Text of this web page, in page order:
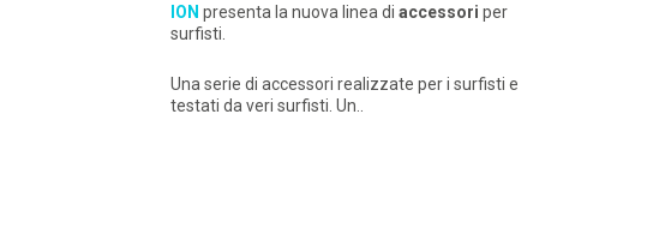
ION presenta la nuova linea diaccessori per
surfisti.
Una serie di accessori realizzate per i surfisti e
testati da veri surfisti. Un..